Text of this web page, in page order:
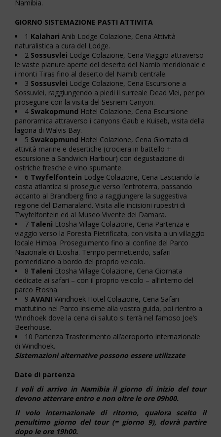
Namibia.
GIORNO SISTEMAZIONE PASTI ATTIVITA
1 Kalahari Anib Lodge Colazione, Cena Attività
naturalistica a cura del Lodge.
2 Sossusvlei Lodge Colazione, Cena Viaggio attraverso
le vaste pianure aperte del deserto del Namib meridionale e
i monti Tiras fino al deserto del Namib centrale.
3 Sossusvlei Lodge Colazione, Cena Escursione a
Sossuvlei, raggiungendo a piedi il surreale Dead Vlei, per poi
proseguire con la visita del Sesriem Canyon.
4 Swakopmund Hotel Colazione, Cena Escursione
panoramica attraverso i canyons Gaub e Kuiseb, visita della
lagona di Walvis Bay.
5 Swakopmund Hotel Colazione, Cena Giornata di
attività marine e desertiche (crociera in battello +
escursione a Sandwich Harbour) con degustazione di
ostriche fresche e vino spumante.
6 Twyfelfontein Lodge Colazione, Cena Lasciando la
costa atlantica si prosegue verso l’entroterra, passando
accanto al Brandberg fino a raggiungere la suggestiva
regione del Damaraland. Visita alle incisioni rupestri di
Twyfelfontein ed al Museo Vivente dei Damara.
7 Taleni Etosha Village Colazione, Cena Partenza e
viaggio verso la Foresta Pietrificata, con visita a un villaggio
locale Himba. Proseguimento fino al confine del Parco
Nazionale di Etosha. Tempo permettendo, safari
pomeridiano a bordo del proprio veicolo.
8 Taleni Etosha Village Colazione, Cena Giornata
dedicate ai safari – con il proprio veicolo – all’interno del
parco Etosha.
9 AVANI Windhoek Hotel Colazione, Cena Safari
mattutino nel Parco insieme alla vostra guida, poi rientro a
Windhoek dove la cena di saluto si terrà nel famoso Joe’s
Beerhouse.
10 Partenza Trasferimento all’aeroporto internazionale
di Windhoek.
Sistemazioni alternative possono essere utilizzate
Date di partenza
I voli di arrivo in Namibia il giorno di inizio del tour
devono atterrare entro e non oltre le ore 09h00.
Il volo internazionale di ritorno, qualora scelto il
penultimo giorno del tour (= giorno 9), dovrà partire
dopo le ore 19h00.